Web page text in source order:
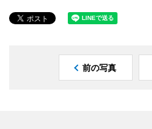
前の写真